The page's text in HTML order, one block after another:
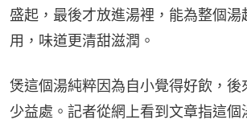
盛起，最後才放進湯裡，能為整個湯
用，味道更清甜滋潤。
煲這個湯純粹因為自小覺得好飲，後
少益處。記者從網上看到文章指這個